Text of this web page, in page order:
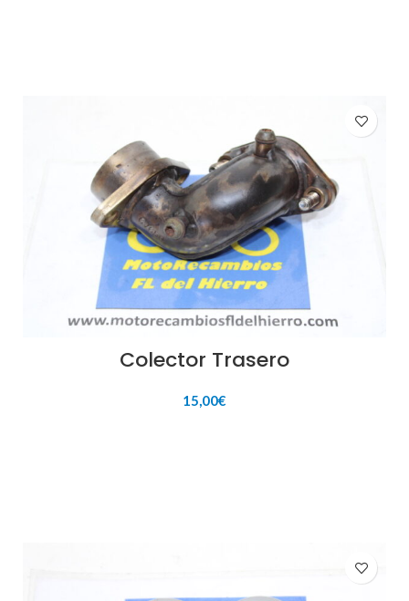
Colector Trasero
15,00€